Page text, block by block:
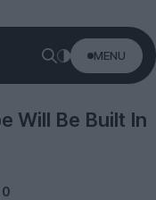
MENU
Will Be Built In